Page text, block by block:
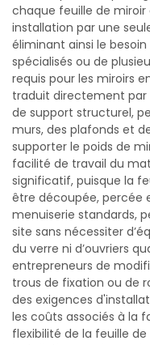
chaque feuille de miroir
installation par une
éliminant ainsi le
spécialisés ou de
requis pour les miroirs
traduit directement par
de support structurel,
murs, des plafonds et
supporter le poids de
facilité de travail du
significatif, puisque la
être découpée, percée
menuiserie standards,
site sans nécessiter
du verre ni d’ouvriers
entrepreneurs de
trous de fixation ou de
des exigences
les coûts associés à la
flexibilité de la feuille